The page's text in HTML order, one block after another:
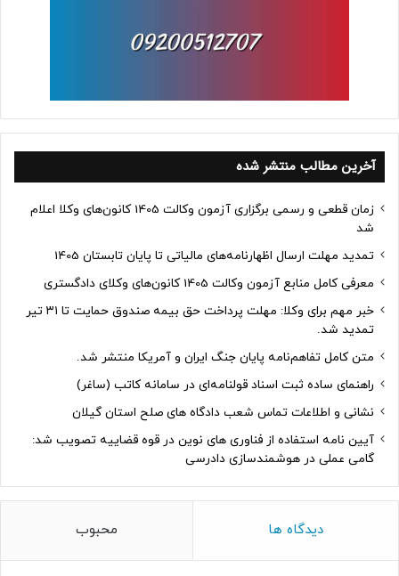
آخرین مطالب منتشر شده
زمان قطعی و رسمی برگزاری آزمون وکالت 1405 کانون‌های وکلا اعلام
شد
تمدید مهلت ارسال اظهارنامه‌های مالیاتی تا پایان تابستان 1405
معرفی کامل منابع آزمون وکالت 1405 کانون‌های وکلای دادگستری
خبر مهم برای وکلا: مهلت پرداخت حق بیمه صندوق حمایت تا ۳۱ تیر
تمدید شد.
متن کامل تفاهم‌نامه پایان جنگ ایران و آمریکا منتشر شد.
راهنمای ساده ثبت اسناد قولنامه‌ای در سامانه کاتب (ساغر)
نشانی و اطلاعات تماس شعب دادگاه های صلح استان گیلان
آیین نامه استفاده از فناوری های نوین در قوه قضاییه تصویب شد:
گامی عملی در هوشمندسازی دادرسی
دیدگاه ها محبوب